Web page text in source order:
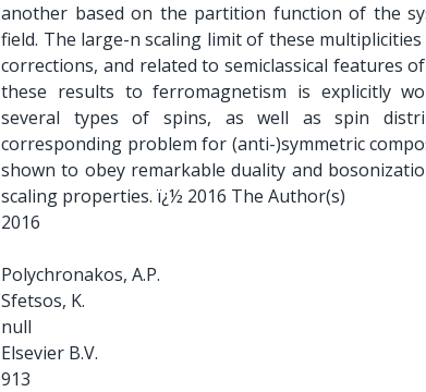
another based on the partition function of the
field. The large-n scaling limit of these
corrections, and related to semiclassical features
these results to ferromagnetism is explicitly
several types of spins, as well as spin
corresponding problem for (anti-)symmetric
shown to obey remarkable duality and
scaling properties. ï¿½ 2016 The Author(s)
2016
Polychronakos, A.P.
Sfetsos, K.
null
Elsevier B.V.
913